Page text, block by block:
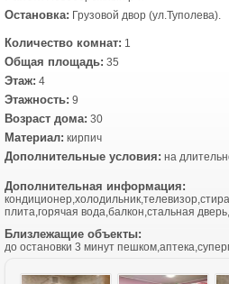
Остановка: Грузовой двор (ул.Туполева).
Количество комнат: 1
Общая площадь: 35
Этаж: 4
Этажность: 9
Возраст дома: 30
Материал: кирпич
Дополнительные условия: на
Дополнительная информация:
плита,горячая вода,балкон,стальная
Близлежащие объекты:
до остановки 3 минут